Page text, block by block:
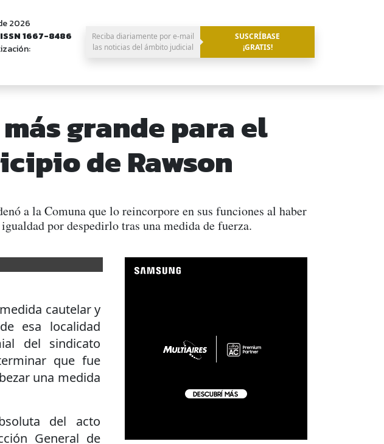
2026
1667-8486
Reciba diariamente por e-mail
las noticias del ámbito judicial
SUSCRÍBASE
¡GRATIS!
grande para el
de Rawson
a la Comuna que lo reincorpore en sus funciones al haber
por despedirlo tras una medida de fuerza.
cautelar y
esa localidad
del sindicato
que fue
una medida
del acto
General de